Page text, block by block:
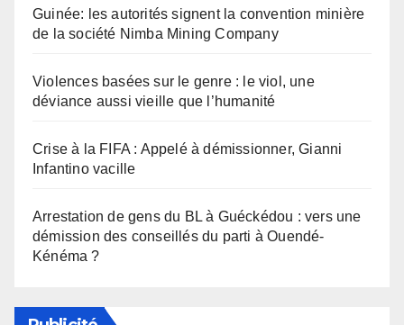
Guinée: les autorités signent la convention minière
de la société Nimba Mining Company
Violences basées sur le genre : le viol, une
déviance aussi vieille que l’humanité
Crise à la FIFA : Appelé à démissionner, Gianni
Infantino vacille
Arrestation de gens du BL à Guéckédou : vers une
démission des conseillés du parti à Ouendé-
Kénéma ?